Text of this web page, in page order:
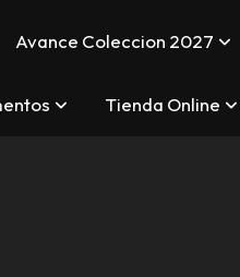
Avance Coleccion 2027
Tienda Online